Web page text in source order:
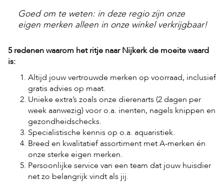
n
Goed om te weten: in deze regio zijn onze
eigen merken alleen in onze winkel verkrijgbaar!
5 redenen waarom het ritje naar Nijkerk de moeite waard
is:
Altijd jouw vertrouwde merken op voorraad, inclusief
gratis advies op maat.
Unieke extra’s zoals onze dierenarts (2 dagen per
week aanwezig) voor o.a. inenten, nagels knippen en
gezondheidschecks.
Specialistische kennis op o.a. aquaristiek.
Breed en kwalitatief assortiment met A-merken én
onze sterke eigen merken.
Persoonlijke service van een team dat jouw huisdier
net zo belangrijk vindt als jij.